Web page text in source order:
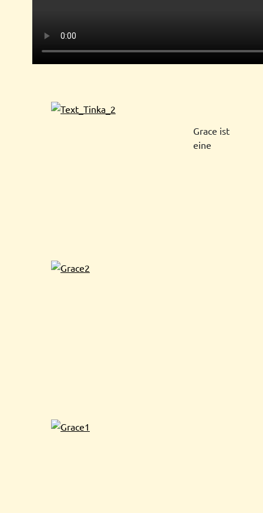
Grace ist
eine